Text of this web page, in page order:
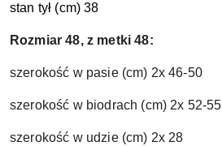
stan tył (cm) 38
Rozmiar 48, z metki 48:
szerokość w pasie (cm) 2x 46-50
szerokość w biodrach (cm) 2x 52-55
szerokość w udzie (cm) 2x 28